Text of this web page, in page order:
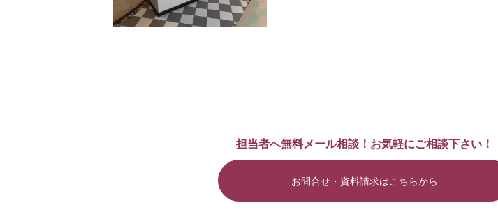
担当者へ無料メール相談！お気軽にご相談下さい！
お問合せ・資料請求はこちらから